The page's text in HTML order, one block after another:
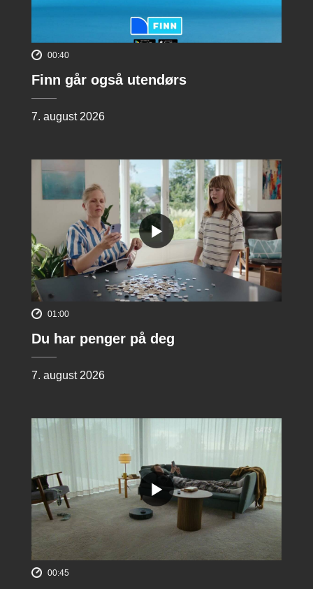
00:40
Finn går også utendørs
7. august 2026
01:00
Du har penger på deg
7. august 2026
00:45